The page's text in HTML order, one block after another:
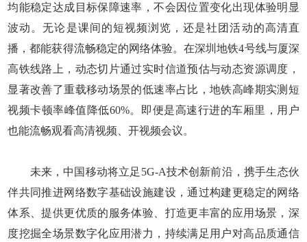
均能稳定达成目标保障速率，不会因位置变化出现体验明显
波动。无论是课间的短视频浏览，还是社团活动的高清直
播，都能获得流畅稳定的网络体验。在深圳地铁4号线与厦深
高铁线路上，动态切片通过实时信道预估与动态资源调度，
显著改善了重载移动场景的低速率占比，地铁高峰期实测短
视频卡顿率峰值降低60%。即便是高速行进的车厢里，用户
也能流畅观看高清视频、开视频会议。
未来，中国移动将立足5G-A技术创新前沿，携手生态伙
伴共同推进网络数字基础设施建设，通过构建更稳定的网络
体系、提供更优质的服务体验、打造更丰富的应用场景，深
度挖掘全场景数字化应用潜力，持续满足用户对高品质通信